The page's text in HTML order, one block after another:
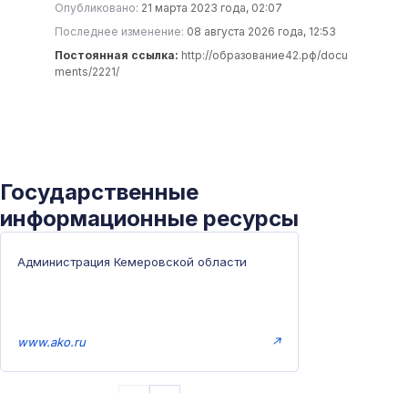
Опубликовано: 21 марта 2023 года, 02:07
Последнее изменение: 08 августа 2026 года, 12:53
Постоянная ссылка: http://образование42.рф/docu
ments/2221/
Государственные
информационные ресурсы
Администрация Кемеровской области
www.ako.ru ↗